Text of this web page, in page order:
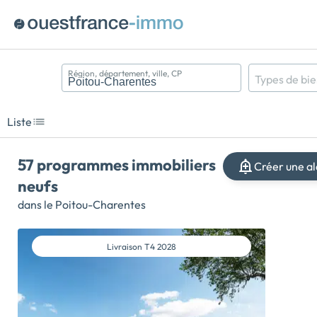
Région, département, ville, CP Types de
Liste
57 programmes immobiliers
neufs
dans le Poitou-Charentes
Créer une
Livraison T4 2028